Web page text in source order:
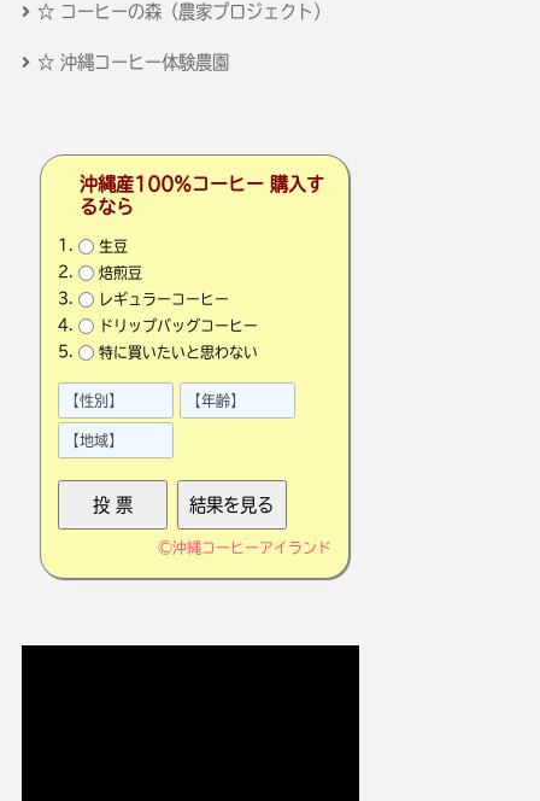
☆ コーヒーの森（農家プロジェクト）
☆ 沖縄コーヒー体験農園
沖縄産100％コーヒー 購入す
るなら
生豆
焙煎豆
レギュラーコーヒー
ドリップバッグコーヒー
特に買いたいと思わない
©沖縄コーヒーアイランド